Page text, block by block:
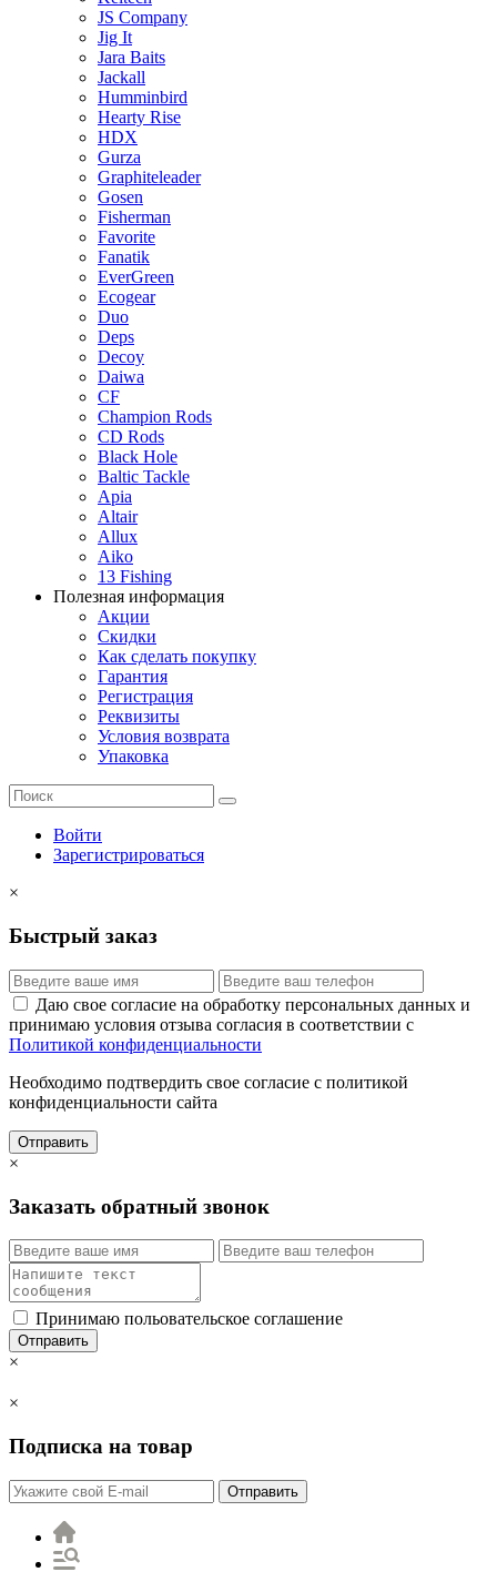
JS Company
Jig It
Jara Baits
Jackall
Humminbird
Hearty Rise
HDX
Gurza
Graphiteleader
Gosen
Fisherman
Favorite
Fanatik
EverGreen
Ecogear
Duo
Deps
Decoy
Daiwa
CF
Champion Rods
CD Rods
Black Hole
Baltic Tackle
Apia
Altair
Allux
Aiko
13 Fishing
Полезная информация
Акции
Скидки
Как сделать покупку
Гарантия
Регистрация
Реквизиты
Условия возврата
Упаковка
Войти
Зарегистрироваться
×
Быстрый заказ
Даю свое согласие на обработку персональных данных и
принимаю условия отзыва согласия в соответствии с
Политикой конфиденциальности
Необходимо подтвердить свое согласие с политикой
конфиденциальности сайта
Отправить
×
Заказать обратный звонок
Принимаю польовательское соглашение
Отправить
×
×
Подписка на товар
Отправить